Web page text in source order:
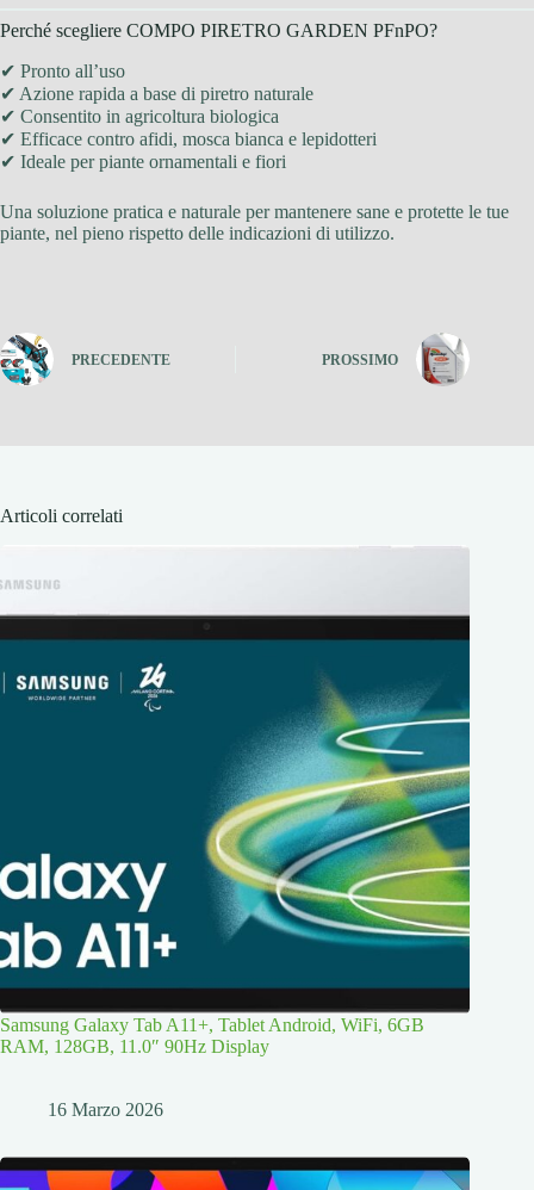
Perché scegliere COMPO PIRETRO GARDEN PFnPO?
✔ Pronto all’uso
✔ Azione rapida a base di piretro naturale
✔ Consentito in agricoltura biologica
✔ Efficace contro afidi, mosca bianca e lepidotteri
✔ Ideale per piante ornamentali e fiori
Una soluzione pratica e naturale per mantenere sane e protette le tue
piante, nel pieno rispetto delle indicazioni di utilizzo.
PRECEDENTE PROSSIMO
Articoli correlati
Samsung Galaxy Tab A11+, Tablet Android, WiFi, 6GB
RAM, 128GB, 11.0″ 90Hz Display
16 Marzo 2026